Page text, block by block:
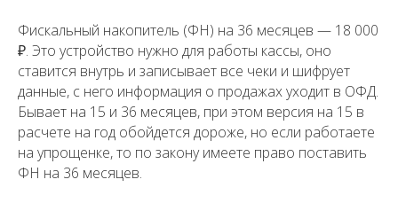
Фискальный накопитель (ФН) на 36 месяцев — 18 000
₽. Это устройство нужно для работы кассы, оно
ставится внутрь и записывает все чеки и шифрует
данные, с него информация о продажах уходит в ОФД.
Бывает на 15 и 36 месяцев, при этом версия на 15 в
расчете на год обойдется дороже, но если работаете
на упрощенке, то по закону имеете право поставить
ФН на 36 месяцев.